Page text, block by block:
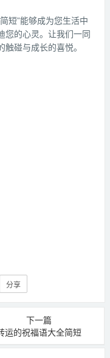
短”能够成为您生活中
您的心灵。让我们一同
碰与成长的喜悦。
分享
下一篇
运的祝福语大全简短